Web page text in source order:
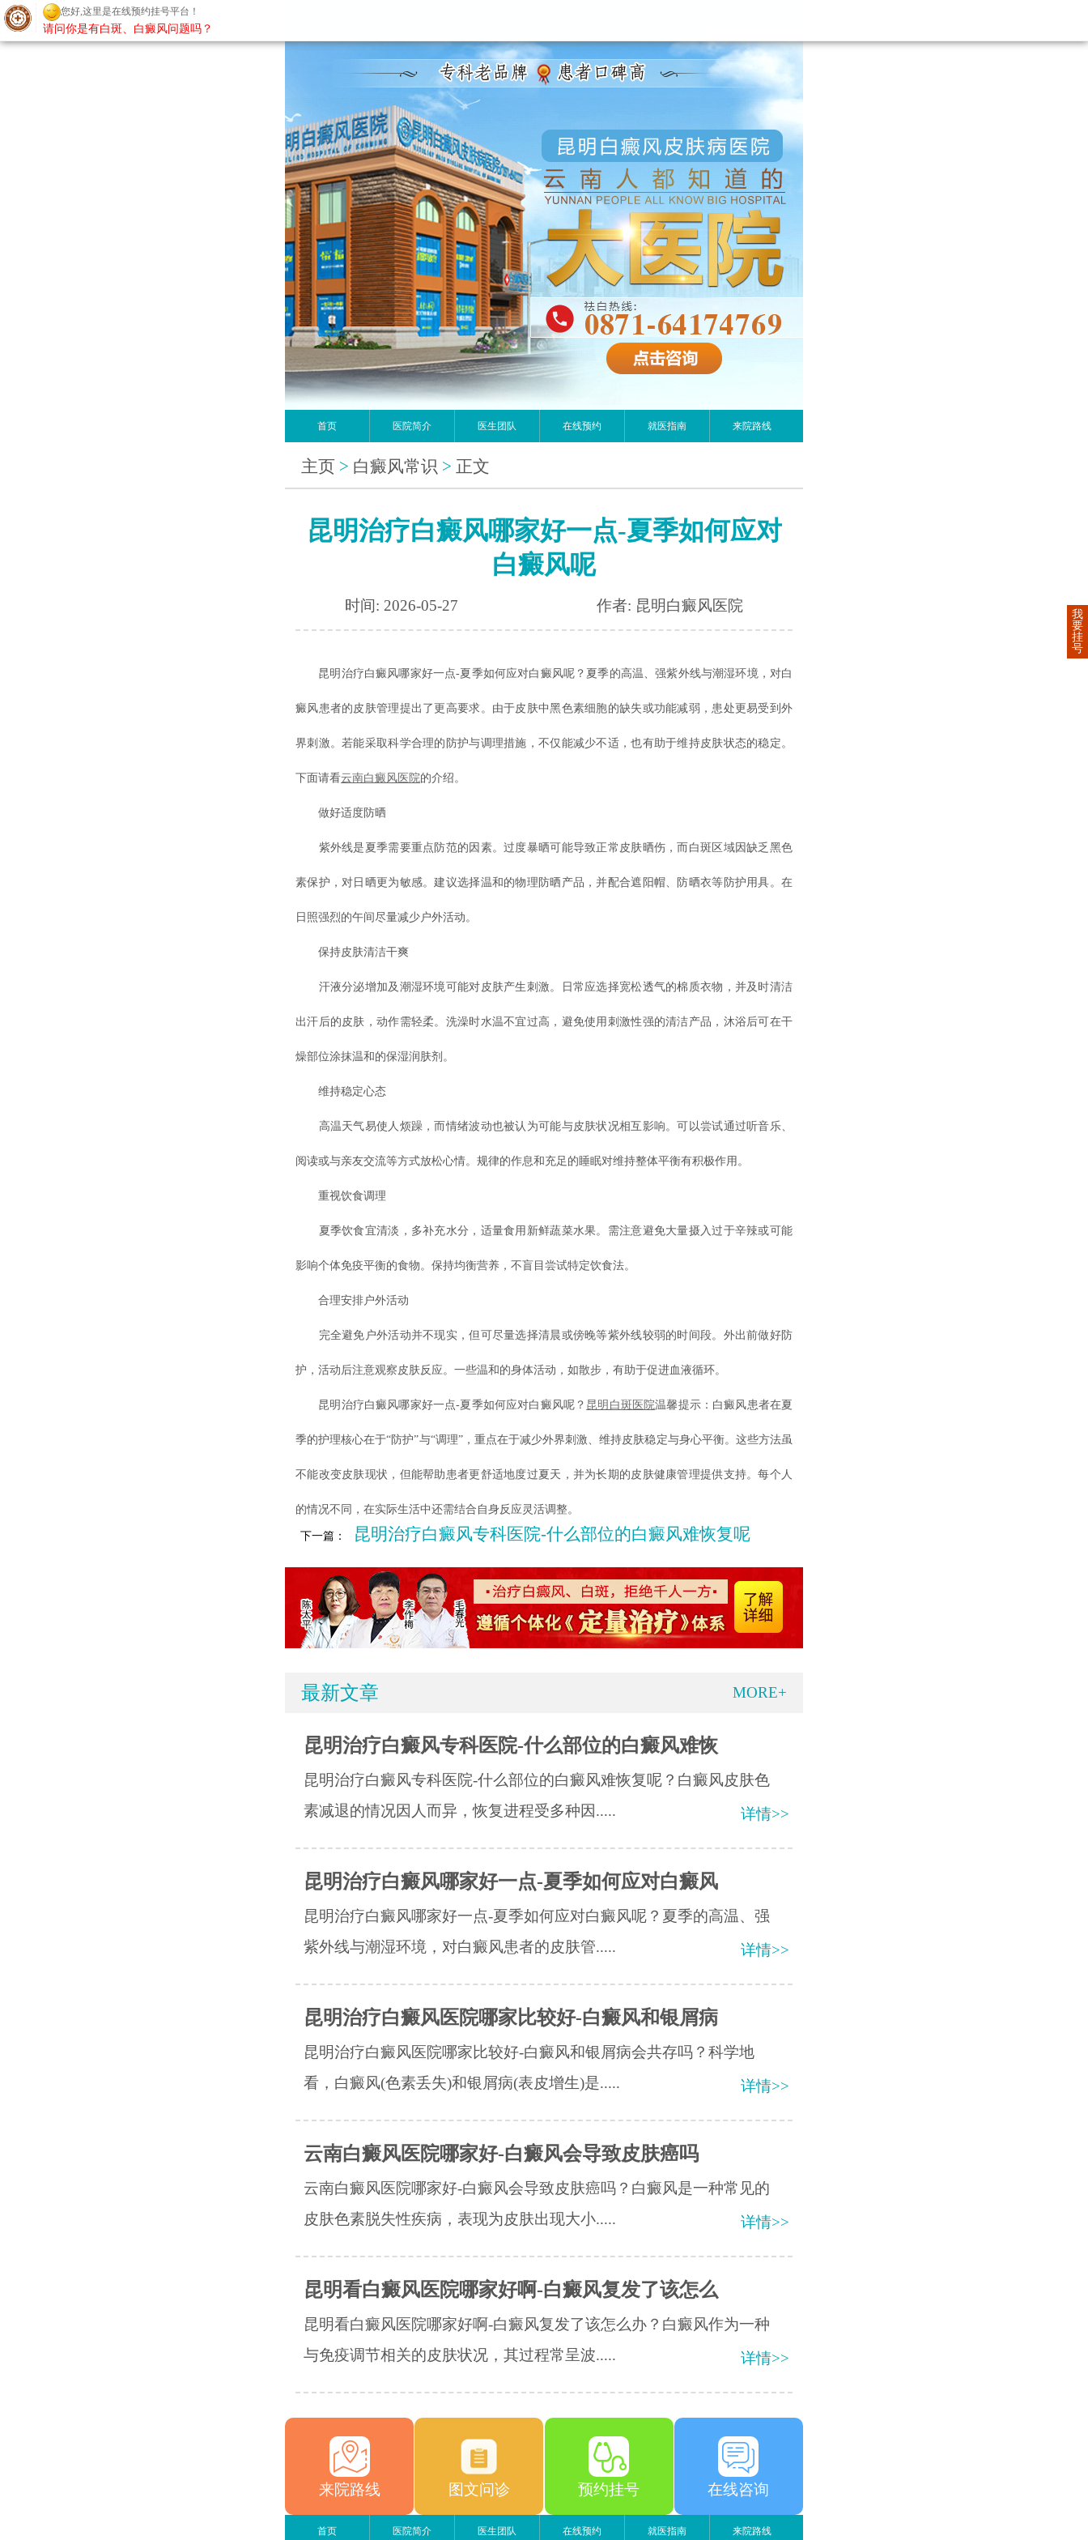
首页 医院简介 医生团队 在线预约 就医指南 来院路线
主页 > 白癜风常识 > 正文
昆明治疗白癜风哪家好一点-夏季如何应对
白癜风呢
时间: 2026-05-27 作者: 昆明白癜风医院
昆明治疗白癜风哪家好一点-夏季如何应对白癜风呢？夏季的高温、强紫外线与潮湿环境，对白
癜风患者的皮肤管理提出了更高要求。由于皮肤中黑色素细胞的缺失或功能减弱，患处更易受到外
界刺激。若能采取科学合理的防护与调理措施，不仅能减少不适，也有助于维持皮肤状态的稳定。
下面请看云南白癜风医院的介绍。
做好适度防晒
紫外线是夏季需要重点防范的因素。过度暴晒可能导致正常皮肤晒伤，而白斑区域因缺乏黑色
素保护，对日晒更为敏感。建议选择温和的物理防晒产品，并配合遮阳帽、防晒衣等防护用具。在
日照强烈的午间尽量减少户外活动。
保持皮肤清洁干爽
汗液分泌增加及潮湿环境可能对皮肤产生刺激。日常应选择宽松透气的棉质衣物，并及时清洁
出汗后的皮肤，动作需轻柔。洗澡时水温不宜过高，避免使用刺激性强的清洁产品，沐浴后可在干
燥部位涂抹温和的保湿润肤剂。
维持稳定心态
高温天气易使人烦躁，而情绪波动也被认为可能与皮肤状况相互影响。可以尝试通过听音乐、
阅读或与亲友交流等方式放松心情。规律的作息和充足的睡眠对维持整体平衡有积极作用。
重视饮食调理
夏季饮食宜清淡，多补充水分，适量食用新鲜蔬菜水果。需注意避免大量摄入过于辛辣或可能
影响个体免疫平衡的食物。保持均衡营养，不盲目尝试特定饮食法。
合理安排户外活动
完全避免户外活动并不现实，但可尽量选择清晨或傍晚等紫外线较弱的时间段。外出前做好防
护，活动后注意观察皮肤反应。一些温和的身体活动，如散步，有助于促进血液循环。
昆明治疗白癜风哪家好一点-夏季如何应对白癜风呢？ 昆明白斑医院温馨提示：白癜风患者在夏
季的护理核心在于“防护”与“调理”，重点在于减少外界刺激、维持皮肤稳定与身心平衡。这些方法虽
不能改变皮肤现状，但能帮助患者更舒适地度过夏天，并为长期的皮肤健康管理提供支持。每个人
的情况不同，在实际生活中还需结合自身反应灵活调整。
下一篇： 昆明治疗白癜风专科医院-什么部位的白癜风难恢复呢
最新文章 MORE+
昆明治疗白癜风专科医院-什么部位的白癜风难恢
昆明治疗白癜风专科医院-什么部位的白癜风难恢复呢？白癜风皮肤色
素减退的情况因人而异，恢复进程受多种因.....
详情>>
昆明治疗白癜风哪家好一点-夏季如何应对白癜风
昆明治疗白癜风哪家好一点-夏季如何应对白癜风呢？夏季的高温、强
紫外线与潮湿环境，对白癜风患者的皮肤管.....
详情>>
昆明治疗白癜风医院哪家比较好-白癜风和银屑病
昆明治疗白癜风医院哪家比较好-白癜风和银屑病会共存吗？科学地
看，白癜风(色素丢失)和银屑病(表皮增生)是.....
详情>>
云南白癜风医院哪家好-白癜风会导致皮肤癌吗
云南白癜风医院哪家好-白癜风会导致皮肤癌吗？白癜风是一种常见的
皮肤色素脱失性疾病，表现为皮肤出现大小.....
详情>>
昆明看白癜风医院哪家好啊-白癜风复发了该怎么
昆明看白癜风医院哪家好啊-白癜风复发了该怎么办？白癜风作为一种
与免疫调节相关的皮肤状况，其过程常呈波.....
详情>>
来院路线 图文问诊 预约挂号 在线咨询
首页 医院简介 医生团队 在线预约 就医指南 来院路线
我
要
挂
号
您好,这里是在线预约挂号平台！
请问你是有白斑、白癜风问题吗？